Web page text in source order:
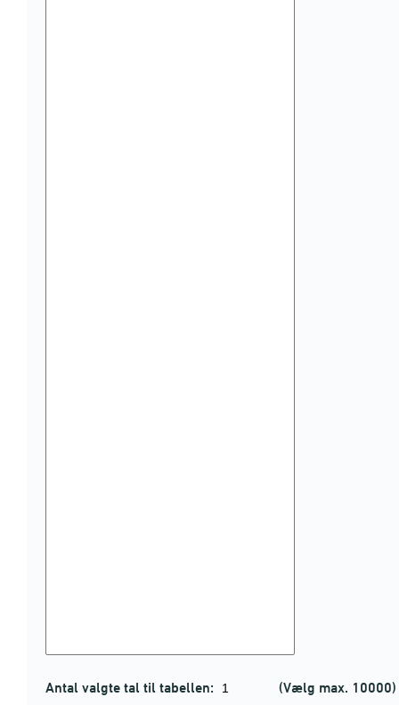
Antal valgte tal til tabellen: (Vælg max. 10000)